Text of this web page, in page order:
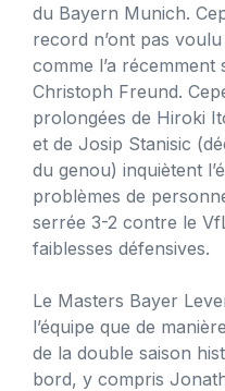
du Bayern Munich.
record n’ont pas
comme l’a
Christoph Freund.
prolongées de Hiroki
et de Josip Stanisic
du genou) inquiètent
problèmes de
serrée 3-2 contre le
faiblesses défensives.
Le Masters Bayer
l’équipe que de
de la double saison
bord, y compris